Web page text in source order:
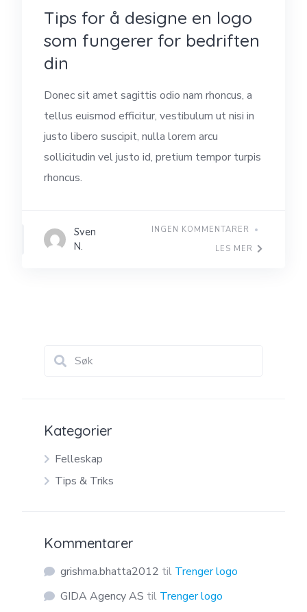
Tips for å designe en logo
som fungerer for bedriften
din
Donec sit amet sagittis odio nam rhoncus, a
tellus euismod efficitur, vestibulum ut nisi in
justo libero suscipit, nulla lorem arcu
sollicitudin vel justo id, pretium tempor turpis
rhoncus.
Sven
N.
INGEN KOMMENTARER
LES MER
Kategorier
Felleskap
Tips & Triks
Kommentarer
grishma.bhatta2012 til Trenger logo
GIDA Agency AS til Trenger logo